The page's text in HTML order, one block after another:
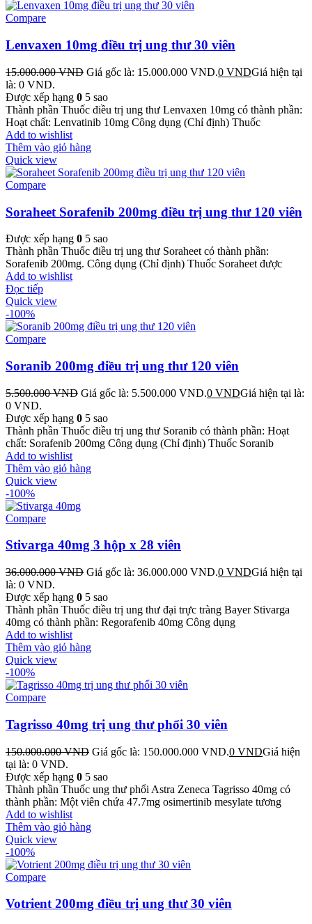
Compare
Lenvaxen 10mg điều trị ung thư 30 viên
15.000.000VND Giá gốc là: 15.000.000 VND.0 VNDGiá hiện tại
là: 0 VND.
Được xếp hạng 0 5 sao
Thành phần Thuốc điều trị ung thư Lenvaxen 10mg có thành phần:
Hoạt chất: Lenvatinib 10mg Công dụng (Chỉ định) Thuốc
Add to wishlist
Thêm vào giỏ hàng
Quick view
Compare
Soraheet Sorafenib 200mg điều trị ung thư 120 viên
Được xếp hạng 0 5 sao
Thành phần Thuốc điều trị ung thư Soraheet có thành phần:
Sorafenib 200mg. Công dụng (Chỉ định) Thuốc Soraheet được
Add to wishlist
Đọc tiếp
Quick view
-100%
Compare
Soranib 200mg điều trị ung thư 120 viên
5.500.000VND Giá gốc là: 5.500.000 VND.0 VNDGiá hiện tại là:
0 VND.
Được xếp hạng 0 5 sao
Thành phần Thuốc điều trị ung thư Soranib có thành phần: Hoạt
chất: Sorafenib 200mg Công dụng (Chỉ định) Thuốc Soranib
Add to wishlist
Thêm vào giỏ hàng
Quick view
-100%
Compare
Stivarga 40mg 3 hộp x 28 viên
36.000.000VND Giá gốc là: 36.000.000 VND.0 VNDGiá hiện tại
là: 0 VND.
Được xếp hạng 0 5 sao
Thành phần Thuốc điều trị ung thư đại trực tràng Bayer Stivarga
40mg có thành phần: Regorafenib 40mg Công dụng
Add to wishlist
Thêm vào giỏ hàng
Quick view
-100%
Compare
Tagrisso 40mg trị ung thư phổi 30 viên
150.000.000VND Giá gốc là: 150.000.000 VND.0 VNDGiá hiện
tại là: 0 VND.
Được xếp hạng 0 5 sao
Thành phần Thuốc ung thư phổi Astra Zeneca Tagrisso 40mg có
thành phần: Một viên chứa 47.7mg osimertinib mesylate tương
Add to wishlist
Thêm vào giỏ hàng
Quick view
-100%
Compare
Votrient 200mg điều trị ung thư 30 viên